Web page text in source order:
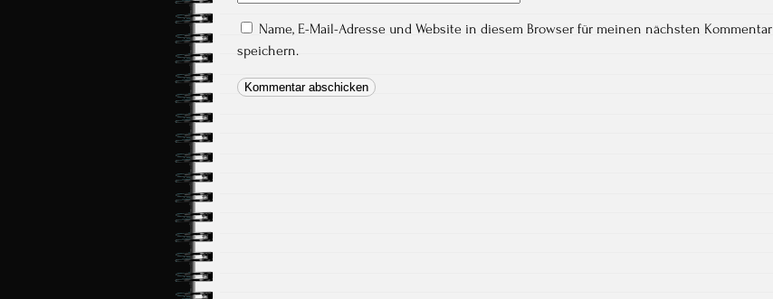
Name, E-Mail-Adresse und Website in diesem Browser für meinen nächsten Kommentar
speichern.